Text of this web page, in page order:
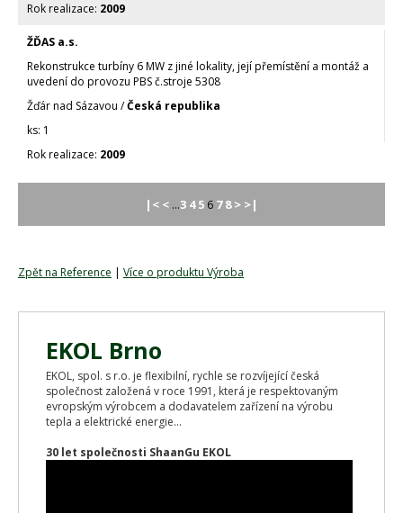
2009
ŽĎAS a.s.
Rekonstrukce turbíny 6 MW z jiné lokality, její přemístění a montáž a
uvedení do provozu PBS č.stroje 5308
Žďár nad Sázavou /Česká republika
1
2009
|< < ...3 4 5 6 7 8 > >|
Zpět na Reference | Více o produktu Výroba
EKOL Brno
EKOL, spol. s r.o. je flexibilní, rychle se rozvíjející česká
společnost založená v roce 1991, která je respektovaným
evropským výrobcem a dodavatelem zařízení na výrobu
tepla a elektrické energie...
30 let společnosti ShaanGu EKOL